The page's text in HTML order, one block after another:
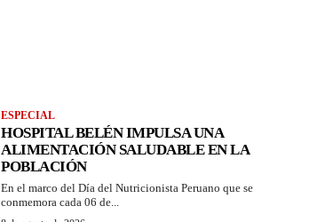
ESPECIAL
HOSPITAL BELÉN IMPULSA UNA
ALIMENTACIÓN SALUDABLE EN LA
POBLACIÓN
En el marco del Día del Nutricionista Peruano que se
conmemora cada 06 de...